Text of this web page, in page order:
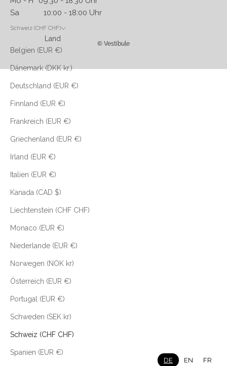
Sa 10:00 - 18:00 Uhr
Schweiz (CHF CHF)
Land
Belgien (EUR €)
Dänemark (DKK kr.)
Deutschland (EUR €)
Finnland (EUR €)
Frankreich (EUR €)
Griechenland (EUR €)
Irland (EUR €)
Italien (EUR €)
Kanada (CAD $)
Liechtenstein (CHF CHF)
Monaco (EUR €)
Niederlande (EUR €)
Norwegen (NOK kr)
Österreich (EUR €)
Portugal (EUR €)
Schweden (SEK kr)
Schweiz (CHF CHF)
Spanien (EUR €)
© Vestibule
DE EN FR